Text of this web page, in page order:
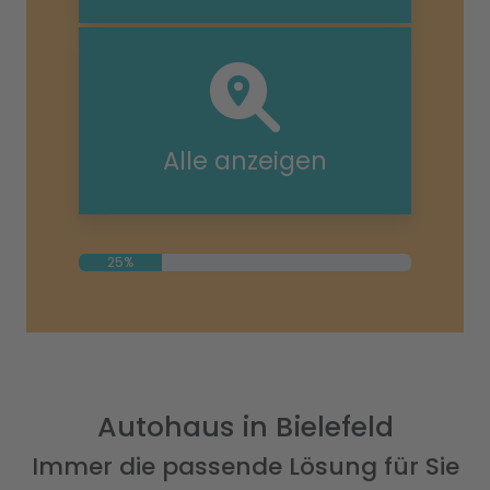
Alle anzeigen
25%
Autohaus in Bielefeld
Immer die passende Lösung für Sie